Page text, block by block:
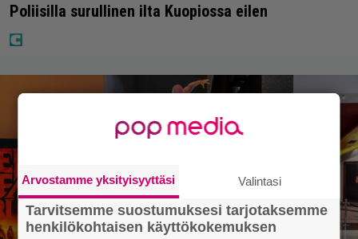
Poliisilla surullinen ilta Kuopiossa eilen
Arvostamme yksityisyyttäsi Valintasi
Tarvitsemme suostumuksesi tarjotaksemme
henkilökohtaisen käyttökokemuksen